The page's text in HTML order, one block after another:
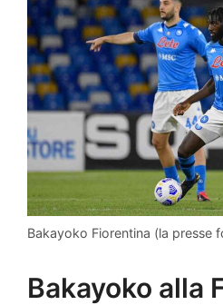
Bakayoko Fiorentina (la presse
Bakayoko alla